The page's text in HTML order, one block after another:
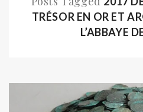
TRÉSOR EN OR ET
L’ABBAYE